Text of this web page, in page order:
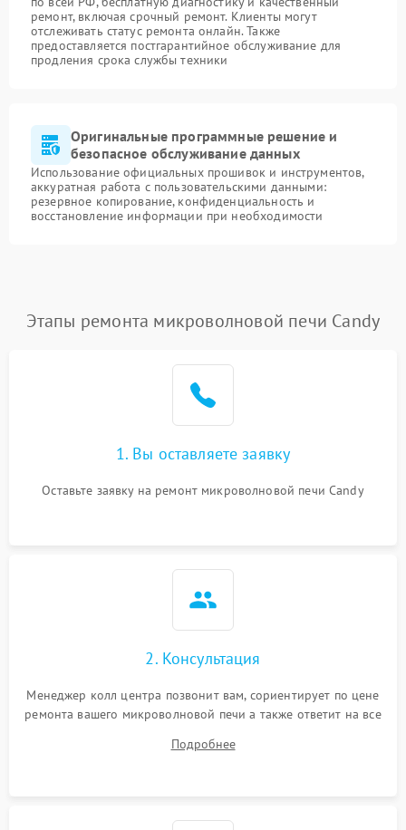
ремонт, включая срочный ремонт. Клиенты могут
отслеживать статус ремонта онлайн. Также
предоставляется постгарантийное обслуживание для
продления срока службы техники
Оригинальные программные решение и
безопасное обслуживание данных
Использование официальных прошивок и инструментов,
аккуратная работа с пользовательскими данными:
резервное копирование, конфиденциальность и
восстановление информации при необходимости
Этапы ремонта микроволновой печи Candy
1. Вы оставляете заявку
Оставьте заявку на ремонт микроволновой печи Candy
2. Консультация
Менеджер колл центра позвонит вам, сориентирует по цене
ремонта вашего микроволновой печи а также ответит на все
Подробнее